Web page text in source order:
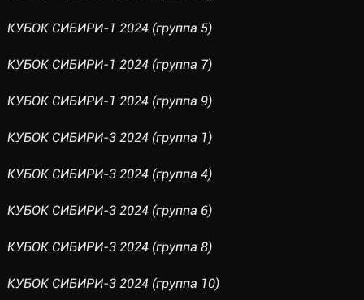
КУБОК СИБИРИ-1 2024 (группа 5)
КУБОК СИБИРИ-1 2024 (группа 7)
КУБОК СИБИРИ-1 2024 (группа 9)
КУБОК СИБИРИ-3 2024 (группа 1)
КУБОК СИБИРИ-3 2024 (группа 4)
КУБОК СИБИРИ-3 2024 (группа 6)
КУБОК СИБИРИ-3 2024 (группа 8)
КУБОК СИБИРИ-3 2024 (группа 10)